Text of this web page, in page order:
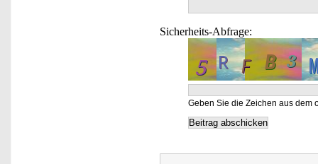
Sicherheits-Abfrage:
Geben Sie die Zeichen aus dem